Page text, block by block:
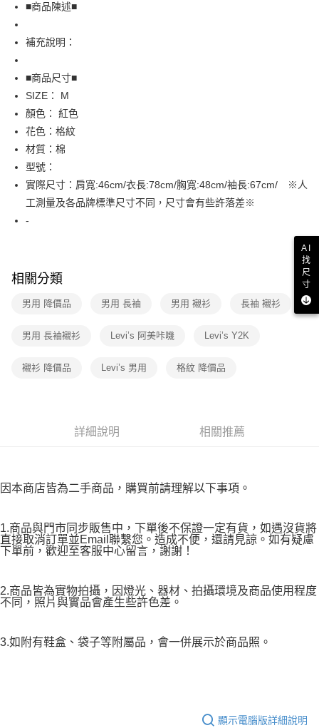
全盈+PAY
AFTEE先享後付
相關說明
【關於「AFTEE先享後付」】
AFTEE先享後付是「在收到商品之後才付款」的支付方式。 讓您購物簡單
便利好安心！
１．簡單：不需註冊會員、不需綁卡、不需儲值。
３．安心：先確認商品／服務後，再付款。
【「AFTEE先享後付」結帳流程】
１．於結帳方式選擇「AFTEE先享後付」後，將跳轉至「AFTEE先享後付」
結帳頁面，進行簡訊認證並確認金額後，即可完成結帳。
※ 請注意：結帳手續完成當下不需立刻繳費，但若您需要取消訂單，請聯絡
購買商品的店家。未經商家同意取消之訂單仍視為有效，需透過AFTEE先享
後付繳納相關費用。
※ 交易是否成功請以「AFTEE先享後付 」之結帳頁面顯示為準，若有關於
客戶支援中心」https://netprotections.freshdesk.com/support/home
【注意事項】
https://aftee.tw/terms/#terms3
３．未成年的使用者請事先徵得法定代理人或監護人之同意方可使用
時審查核予不同之上限額度；若仍有額度不足之情形，本公司將視審查結果
恩沛科技股份有限公司將有權停止該用戶之使用額度並採取法律行動。
運送方式
全家取貨付款
免運費
付款後7-11取貨
免運費
宅配
■商品陳述■
補充說明：
■商品尺寸■
SIZE： M
顏色： 紅色
花色：格紋
材質：棉
型號：
實際尺寸：肩寬:46cm/衣長:78cm/胸寬:48cm/袖長:67cm/ ※人
工測量及各品牌標準尺寸不同，尺寸會有些許落差※
-
相關分類
男用 降價品 男用 長袖 男用 襯衫 長袖 襯衫
男用 長袖襯衫 Levi’s 阿美咔嘰 Levi’s Y2K
襯衫 降價品 Levi’s 男用 格紋 降價品
詳細說明 相關推薦
因本商店皆為二手商品，購買前請理解以下事項。
1.商品與門市同步販售中，下單後不保證一定有貨，如遇沒貨將
直接取消訂單並Email聯繫您。造成不便，還請見諒。如有疑慮
下單前，歡迎至客服中心留言，謝謝！
2.商品皆為實物拍攝，因燈光、器材、拍攝環境及商品使用程度
不同，照片與實品會產生些許色差。
3.如附有鞋盒、袋子等附屬品，會一併展示於商品照。
顯示電腦版詳細說明
AI
找
尺
寸